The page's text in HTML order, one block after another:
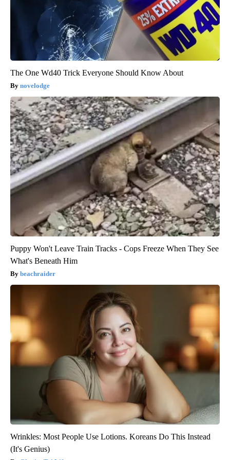
The One Wd40 Trick Everyone Should Know About
novelodge
Puppy Won't Leave Train Tracks - Cops Freeze When They See
What's Beneath Him
beachraider
Wrinkles: Most People Use Lotions. Koreans Do This Instead
(It's Genius)